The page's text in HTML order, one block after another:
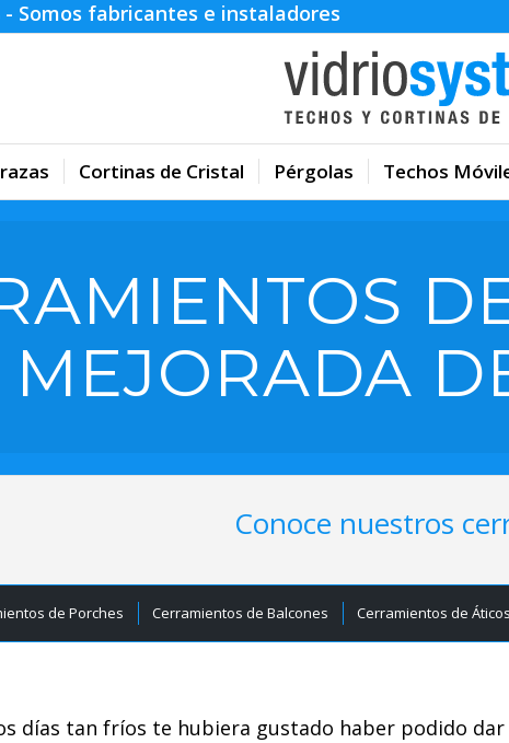
- Somos fabricantes e instaladores
Cortinas de Cristal Pérgolas Techos
MEJORADA
Conoce nuestros
de Porches Cerramientos de Balcones Cerramientos de Áticos
días tan fríos te hubiera gustado haber podido